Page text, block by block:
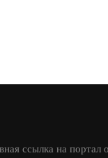
ссылка на портал